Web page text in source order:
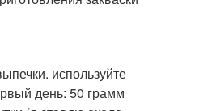
используйте
день: 50 грамм